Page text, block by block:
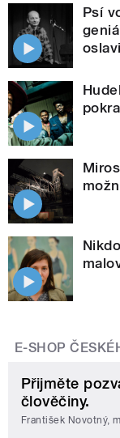
Psí
E-SHOP
Přijměte
člověčiny.
František Novotný,